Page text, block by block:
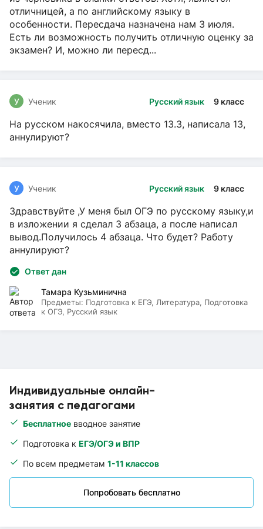
Индивидуальные онлайн-
занятия с педагогами
Бесплатное вводное занятие
Подготовка к ЕГЭ/ОГЭ и ВПР
По всем предметам 1-11 классов
Попробовать бесплатно
отличницей, а по английскому языку в
особенности. Пересдача назначена нам 3 июля.
Есть ли возможность получить отличную оценку за
экзамен? И, можно ли пересд...
Русский язык 9 класс
У Ученик
На русском накосячила, вместо 13.3, написала 13,
аннулируют?
Русский язык 9 класс
У Ученик
Здравствуйте ,У меня был ОГЭ по русскому языку,и
в изложении я сделал 3 абзаца, а после написал
вывод.Получилось 4 абзаца. Что будет? Работу
аннулируют?
Ответ дан
Тамара Кузьминична
Предметы: Подготовка к ЕГЭ, Литература, Подготовка
к ОГЭ, Русский язык